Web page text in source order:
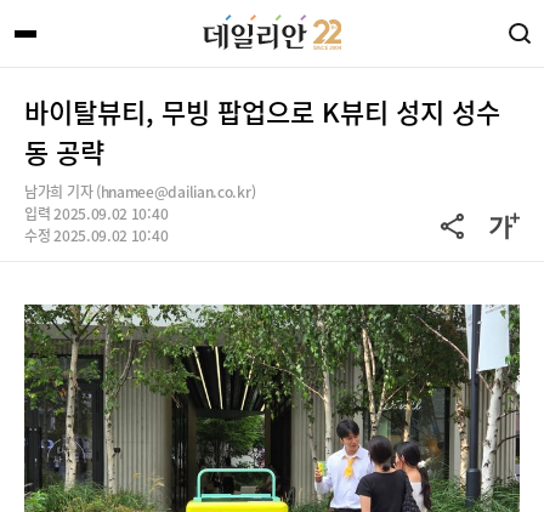
바이탈뷰티, 무빙 팝업으로 K뷰티 성지 성수
동 공략
남가희 기자 (hnamee@dailian.co.kr)
입력 2025.09.02 10:40
수정 2025.09.02 10:40